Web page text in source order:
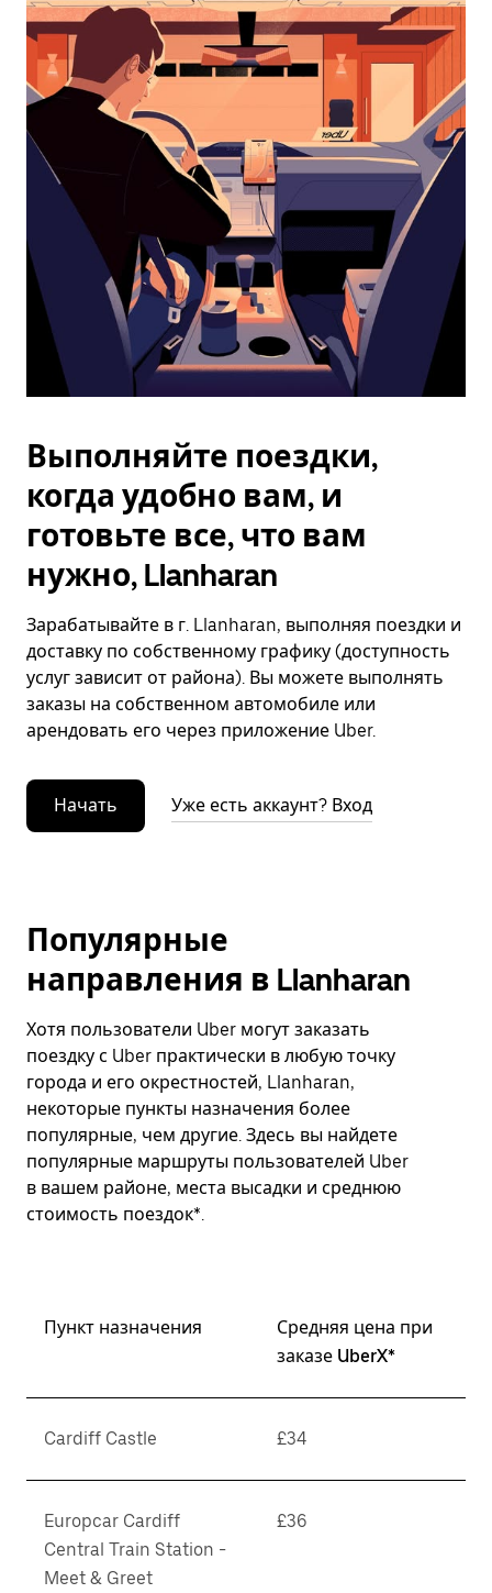
выбрать
дату.
Чтобы
закрыть
календарь,
нажмите
Esc.
Выполняйте поездки,
когда удобно вам, и
готовьте все, что вам
нужно, Llanharan
Зарабатывайте в г. Llanharan, выполняя поездки и
доставку по собственному графику (доступность
услуг зависит от района). Вы можете выполнять
заказы на собственном автомобиле или
арендовать его через приложение Uber.
Начать Уже есть аккаунт? Вход
Популярные
направления в Llanharan
Хотя пользователи Uber могут заказать
поездку с Uber практически в любую точку
города и его окрестностей, Llanharan,
некоторые пункты назначения более
популярные, чем другие. Здесь вы найдете
популярные маршруты пользователей Uber
в вашем районе, места высадки и среднюю
стоимость поездок*.
Пункт назначения
Средняя цена при
заказе UberX*
Cardiff Castle £34
Europcar Cardiff
Central Train Station -
Meet & Greet
£36